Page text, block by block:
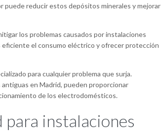
puede reducir estos depósitos minerales y mejorar
los problemas causados por instalaciones
eficiente el consumo eléctrico y ofrecer protección
para cualquier problema que surja.
en Madrid, pueden proporcionar
de los electrodomésticos.
instalaciones